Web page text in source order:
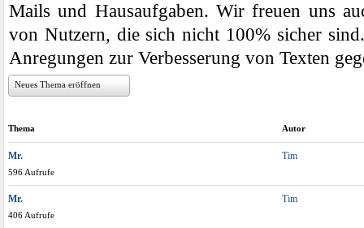
Mails und Hausaufgaben. Wir freuen uns
von Nutzern, die sich nicht 100% sicher
Anregungen zur Verbesserung von Texten
Neues Thema eröffnen
Thema Autor
Mr.
596 Aufrufe
Tim
Mr.
406 Aufrufe
Tim